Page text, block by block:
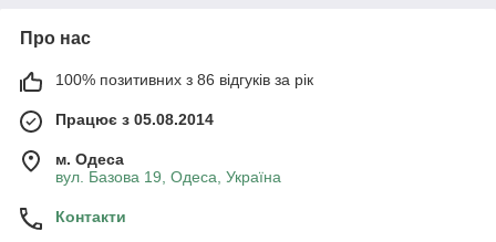
Про нас
100% позитивних з 86 відгуків за рік
Працює з 05.08.2014
м. Одеса
вул. Базова 19, Одеса, Україна
Контакти